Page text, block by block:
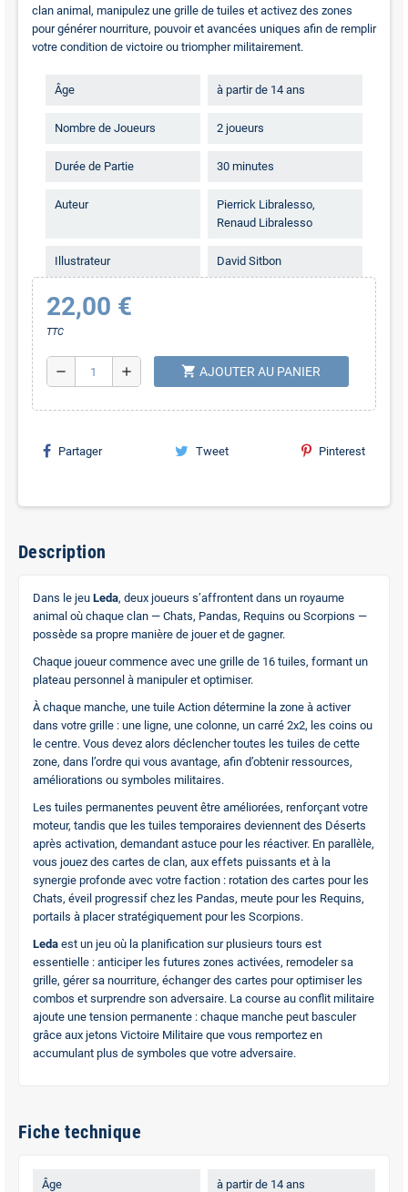
clan animal, manipulez une grille de tuiles et activez des zones
pour générer nourriture, pouvoir et avancées uniques afin de remplir
votre condition de victoire ou triompher militairement.
Âge à partir de 14 ans
Nombre de Joueurs 2 joueurs
Durée de Partie 30 minutes
Auteur
Pierrick Libralesso,
Renaud Libralesso
Illustrateur David Sitbon
22,00 €
TTC
remove add shopping_cart AJOUTER AU PANIER
Partager Tweet Pinterest
Description
Dans le jeu Leda, deux joueurs s’affrontent dans un royaume
animal où chaque clan — Chats, Pandas, Requins ou Scorpions —
possède sa propre manière de jouer et de gagner.
Chaque joueur commence avec une grille de 16 tuiles, formant un
plateau personnel à manipuler et optimiser.
À chaque manche, une tuile Action détermine la zone à activer
dans votre grille : une ligne, une colonne, un carré 2x2, les coins ou
le centre. Vous devez alors déclencher toutes les tuiles de cette
zone, dans l’ordre qui vous avantage, afin d’obtenir ressources,
améliorations ou symboles militaires.
Les tuiles permanentes peuvent être améliorées, renforçant votre
moteur, tandis que les tuiles temporaires deviennent des Déserts
après activation, demandant astuce pour les réactiver. En parallèle,
vous jouez des cartes de clan, aux effets puissants et à la
synergie profonde avec votre faction : rotation des cartes pour les
Chats, éveil progressif chez les Pandas, meute pour les Requins,
portails à placer stratégiquement pour les Scorpions.
Leda est un jeu où la planification sur plusieurs tours est
essentielle : anticiper les futures zones activées, remodeler sa
grille, gérer sa nourriture, échanger des cartes pour optimiser les
combos et surprendre son adversaire. La course au conflit militaire
ajoute une tension permanente : chaque manche peut basculer
grâce aux jetons Victoire Militaire que vous remportez en
accumulant plus de symboles que votre adversaire.
Fiche technique
Âge à partir de 14 ans